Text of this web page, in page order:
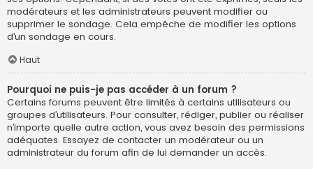
modérateurs et les administrateurs peuvent modifier ou
supprimer le sondage. Cela empêche de modifier les options
d’un sondage en cours.
Haut
Pourquoi ne puis-je pas accéder à un forum ?
Certains forums peuvent être limités à certains utilisateurs ou
groupes d’utilisateurs. Pour consulter, rédiger, publier ou réaliser
n’importe quelle autre action, vous avez besoin des permissions
adéquates. Essayez de contacter un modérateur ou un
administrateur du forum afin de lui demander un accès.